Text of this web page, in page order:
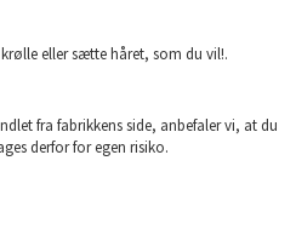
eller sætte håret, som du vil!.
fra fabrikkens side, anbefaler vi, at du
derfor for egen risiko.